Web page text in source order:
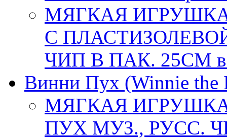
МЯГКАЯ
С
ЧИП В ПАК. 25СМ в
Винни Пух (Winnie the
МЯГКАЯ
ПУХ МУЗ., РУСС.